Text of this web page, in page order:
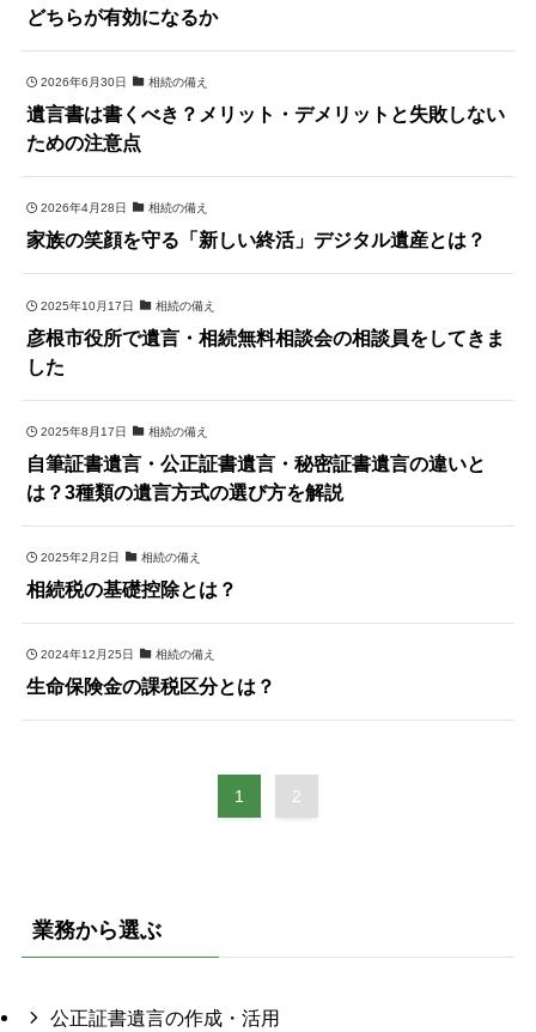
どちらが有効になるか
2026年6月30日 相続の備え
遺言書は書くべき？メリット・デメリットと失敗しない
ための注意点
2026年4月28日 相続の備え
家族の笑顔を守る「新しい終活」デジタル遺産とは？
2025年10月17日 相続の備え
彦根市役所で遺言・相続無料相談会の相談員をしてきま
した
2025年8月17日 相続の備え
自筆証書遺言・公正証書遺言・秘密証書遺言の違いと
は？3種類の遺言方式の選び方を解説
2025年2月2日 相続の備え
相続税の基礎控除とは？
2024年12月25日 相続の備え
生命保険金の課税区分とは？
1 2
業務から選ぶ
公正証書遺言の作成・活用